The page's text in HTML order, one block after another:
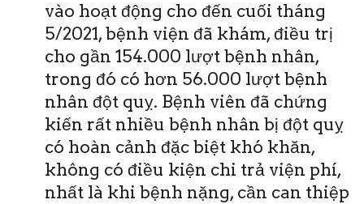
vào hoạt động cho đến cuối tháng
5/2021, bệnh viện đã khám, điều trị
cho gần 154.000 lượt bệnh nhân,
trong đó có hơn 56.000 lượt bệnh
nhân đột quỵ. Bệnh viên đã chứng
kiến rất nhiều bệnh nhân bị đột quỵ
có hoàn cảnh đặc biệt khó khăn,
không có điều kiện chi trả viện phí,
nhất là khi bệnh nặng, cần can thiệp